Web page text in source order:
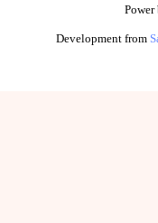
Development from